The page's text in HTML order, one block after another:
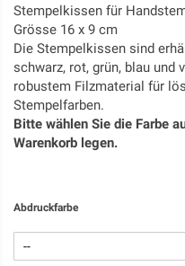
Stempelkissen für
Grösse 16 x 9 cm
Die Stempelkissen sind
schwarz, rot, grün, blau
robustem Filzmaterial für
Stempelfarben.
Bitte wählen Sie die Farbe
Warenkorb legen.
Abdruckfarbe